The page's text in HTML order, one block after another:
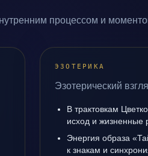
процессом и
ЭЗОТЕРИКА
Эзотерический
В трактовкам
исход и жизненные
Энергия образа
к знакам и